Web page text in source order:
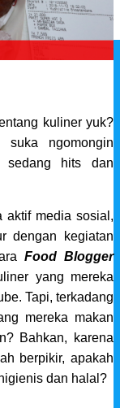
kuliner yuk?
ngomongin
sedang hits dan
aktif media sosial,
dengan kegiatan
Food Blogger
yang mereka
Tapi, terkadang
mereka makan
Bahkan, karena
berpikir, apakah
dan halal?